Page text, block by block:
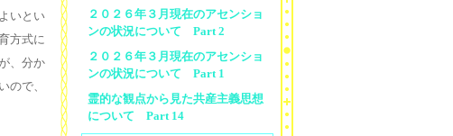
いとい
方式に
、分か
ので、
２０２６年３月現在のアセンショ
ンの状況について Part 2
２０２６年３月現在のアセンショ
ンの状況について Part 1
霊的な観点から見た共産主義思想
について Part 14